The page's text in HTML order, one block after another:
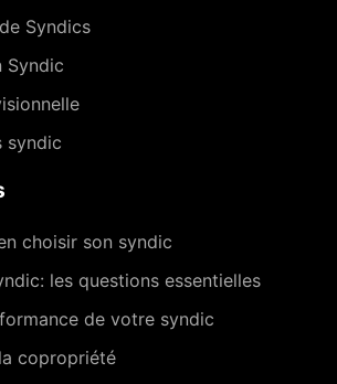
Syndics
Syndic
syndic
choisir son syndic
les questions essentielles
de votre syndic
copropriété